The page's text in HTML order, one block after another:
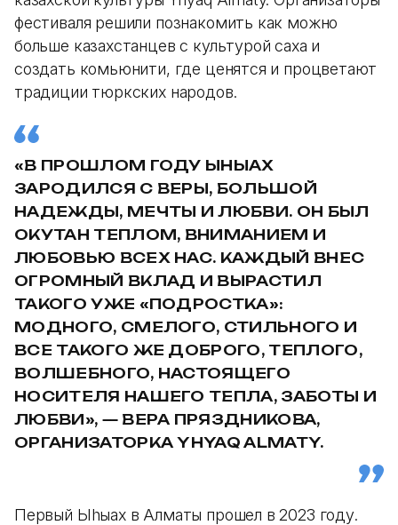
фестиваля решили познакомить как можно
больше казахстанцев с культурой саха и
создать комьюнити, где ценятся и процветают
традиции тюркских народов.
«В ПРОШЛОМ ГОДУ ЫHЫАХ
ЗАРОДИЛСЯ С ВЕРЫ, БОЛЬШОЙ
НАДЕЖДЫ, МЕЧТЫ И ЛЮБВИ. ОН БЫЛ
ОКУТАН ТЕПЛОМ, ВНИМАНИЕМ И
ЛЮБОВЬЮ ВСЕХ НАС. КАЖДЫЙ ВНЕС
ОГРОМНЫЙ ВКЛАД И ВЫРАСТИЛ
ТАКОГО УЖЕ «ПОДРОСТКА»:
МОДНОГО, СМЕЛОГО, СТИЛЬНОГО И
ВСЕ ТАКОГО ЖЕ ДОБРОГО, ТЕПЛОГО,
ВОЛШЕБНОГО, НАСТОЯЩЕГО
НОСИТЕЛЯ НАШЕГО ТЕПЛА, ЗАБОТЫ И
ЛЮБВИ», — ВЕРА ПРЯЗДНИКОВА,
ОРГАНИЗАТОРКА YHYAQ ALMATY.
Первый Ыhыах в Алматы прошел в 2023 году.